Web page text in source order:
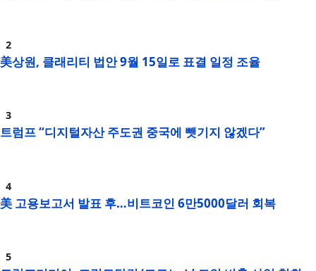
美상원, 클래리티 법안 9월 15일로 표결 일정 조율
트럼프 “디지털자산 주도권 중국에 뺏기지 않겠다”
美 고용보고서 발표 후…비트코인 6만5000달러 회복